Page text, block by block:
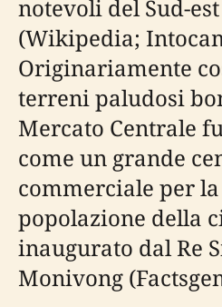
notevoli del Sud-
(Wikipedia;
Originariamente
terreni paludosi
Mercato Centrale
come un grande
commerciale per
popolazione della
inaugurato dal Re
Monivong